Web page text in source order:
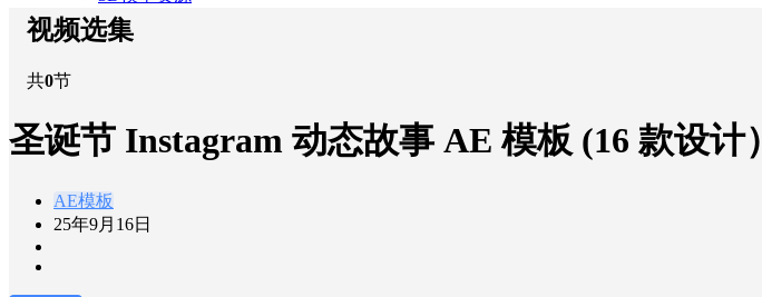
视频选集
共0节
圣诞节 Instagram 动态故事 AE 模板 (16 款设计）
AE模板
25年9月16日